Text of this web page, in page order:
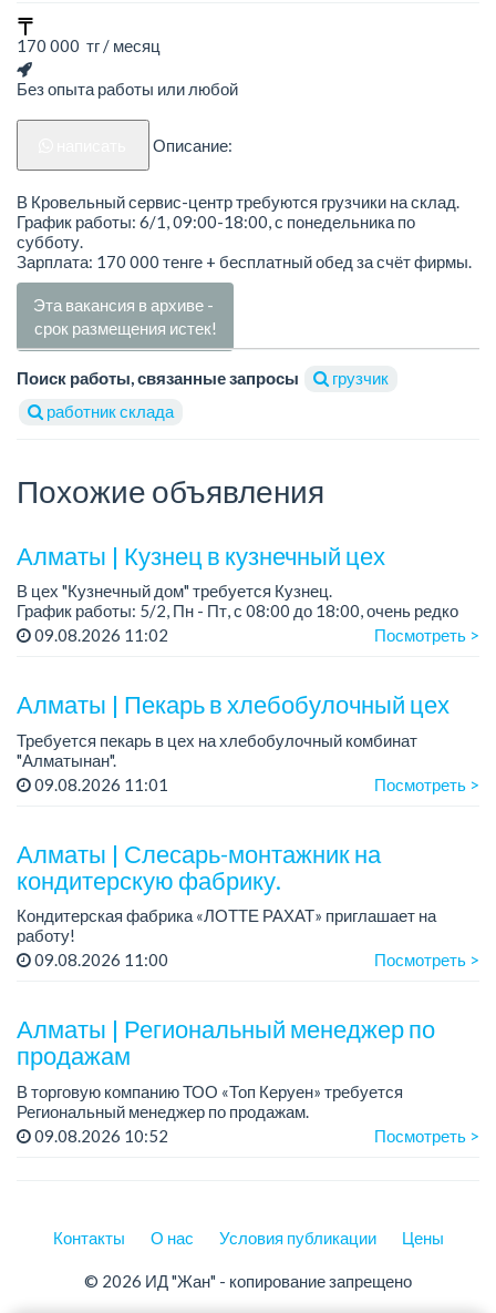
170 000 тг / месяц
Без опыта работы или любой
Описание:
В Кровельный сервис-центр требуются грузчики на склад.
График работы: 6/1, 09:00-18:00, с понедельника по
субботу.
Зарплата: 170 000 тенге + бесплатный обед за счёт фирмы.
Эта вакансия в архиве -
срок размещения истек!
Поиск работы, связанные запросы
грузчик
работник склада
Похожие объявления
Алматы | Кузнец в кузнечный цех
В цех "Кузнечный дом" требуется Кузнец.
График работы: 5/2, Пн - Пт, с 08:00 до 18:00, очень редко
суббота.
- о...
09.08.2026 11:02 Посмотреть >
Алматы | Пекарь в хлебобулочный цех
Требуется пекарь в цех на хлебобулочный комбинат
"Алматынан".
Требования: начальное или среднее специальное
Зарплата: до 220 000 тенге в меся...
09.08.2026 11:01 Посмотреть >
Алматы | Слесарь-монтажник на
кондитерскую фабрику.
Кондитерская фабрика «ЛОТТЕ РАХАТ» приглашает на
работу!
Зарплата обсуждается на собеседовании.
09.08.2026 11:00 Посмотреть >
Алматы | Региональный менеджер по
продажам
В торговую компанию ТОО «Топ Керуен» требуется
Региональный менеджер по продажам.
График работы: 5/2, сменный, с 09.00 до 18.00.
09.08.2026 10:52 Посмотреть >
Контакты О нас Условия публикации Цены
© 2026 ИД "Жан" - копирование запрещено